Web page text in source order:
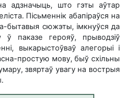
адзначыць, што гэты аўтар
Пісьменнік абапіраўся на
бытавыя сюжэты, імкнуўся да
ў паказе герояў, прыводзіў
выкарыстоўваў алегорыі і
простую мову, быў схільны
звяртаў увагу на вострыя